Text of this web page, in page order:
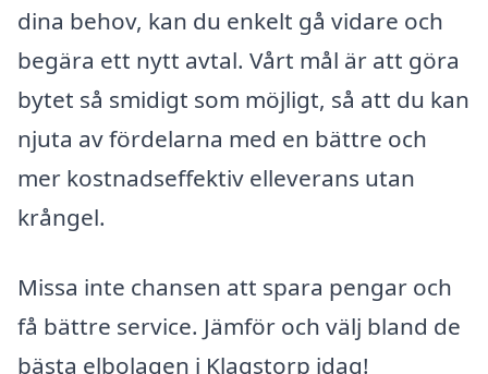
dina behov, kan du enkelt gå vidare och
begära ett nytt avtal. Vårt mål är att göra
bytet så smidigt som möjligt, så att du kan
njuta av fördelarna med en bättre och
mer kostnadseffektiv elleverans utan
krångel.
Missa inte chansen att spara pengar och
få bättre service. Jämför och välj bland de
bästa elbolagen i Klagstorp idag!